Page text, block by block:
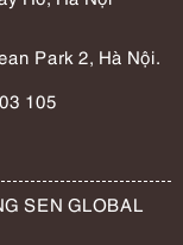
Park 2, Hà Nội.
105
SEN GLOBAL